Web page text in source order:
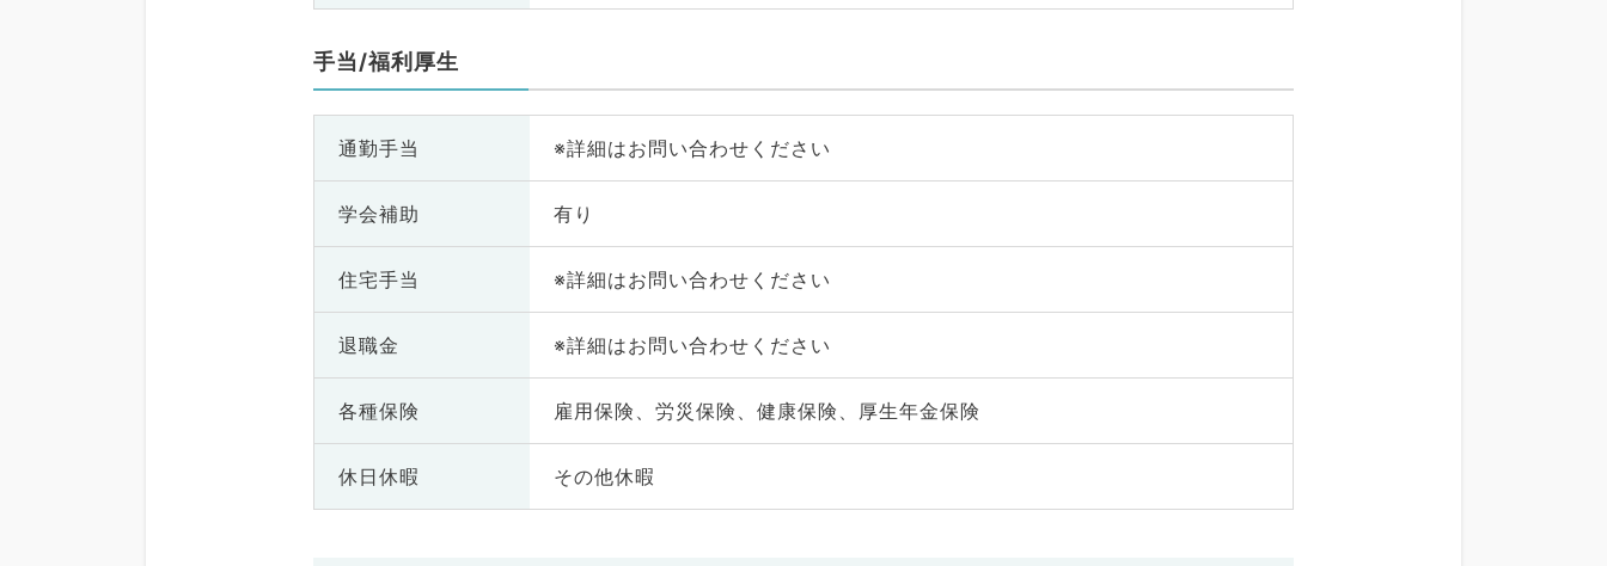
手当/福利厚生
通勤手当 ※詳細はお問い合わせください
学会補助 有り
住宅手当 ※詳細はお問い合わせください
退職金 ※詳細はお問い合わせください
各種保険 雇用保険、労災保険、健康保険、厚生年金保険
休日休暇 その他休暇